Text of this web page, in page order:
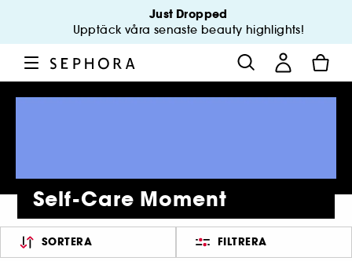
Just Dropped
Upptäck våra senaste beauty highlights!
Self-Care Moment
SORTERA FILTRERA